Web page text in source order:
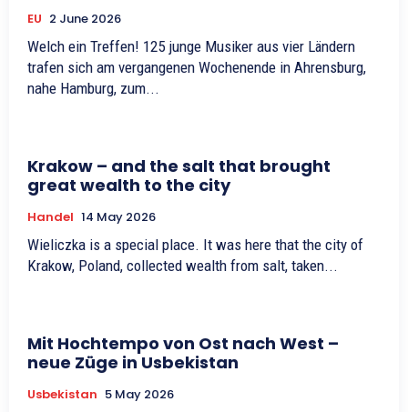
EU 2 June 2026
Welch ein Treffen! 125 junge Musiker aus vier Ländern
trafen sich am vergangenen Wochenende in Ahrensburg,
nahe Hamburg, zum...
Krakow – and the salt that brought
great wealth to the city
Handel 14 May 2026
Wieliczka is a special place. It was here that the city of
Krakow, Poland, collected wealth from salt, taken...
Mit Hochtempo von Ost nach West –
neue Züge in Usbekistan
Usbekistan 5 May 2026